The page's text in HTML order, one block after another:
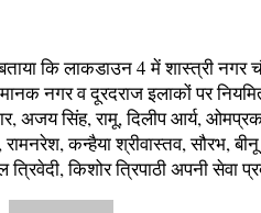
कि लाकडाउन 4 में शास्त्री
नगर व दूरदराज इलाकों पर
अजय सिंह, रामू, दिलीप आर्य,
कन्हैया श्रीवास्तव, सौरभ,
त्रिवेदी, किशोर त्रिपाठी अपनी सेवा